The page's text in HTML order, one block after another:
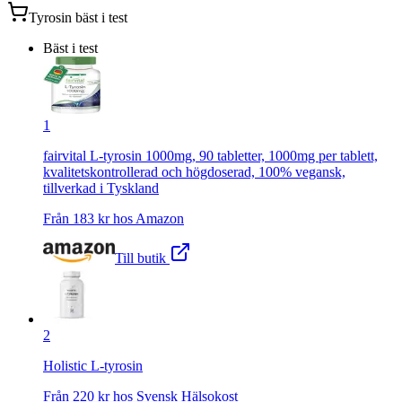
Tyrosin bäst i test
Bäst i test
1
fairvital L-tyrosin 1000mg, 90 tabletter, 1000mg per tablett,
kvalitetskontrollerad och högdoserad, 100% vegansk,
tillverkad i Tyskland
Från 183 kr hos Amazon
Till butik
2
Holistic L-tyrosin
Från 220 kr hos Svensk Hälsokost